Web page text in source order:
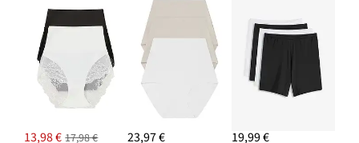
13,98 € 17,98 € 23,97 € 19,99 €